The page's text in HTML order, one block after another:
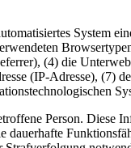
System
(4) die
(IP-Adresse), (7)
Person. Diese